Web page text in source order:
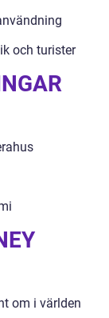
och turister
om i världen